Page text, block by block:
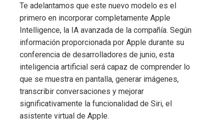
Te adelantamos que este nuevo modelo es el
primero en incorporar completamente Apple
Intelligence, la IA avanzada de la compañía. Según
información proporcionada por Apple durante su
conferencia de desarrolladores de junio, esta
inteligencia artificial será capaz de comprender lo
que se muestra en pantalla, generar imágenes,
transcribir conversaciones y mejorar
significativamente la funcionalidad de Siri, el
asistente virtual de Apple.